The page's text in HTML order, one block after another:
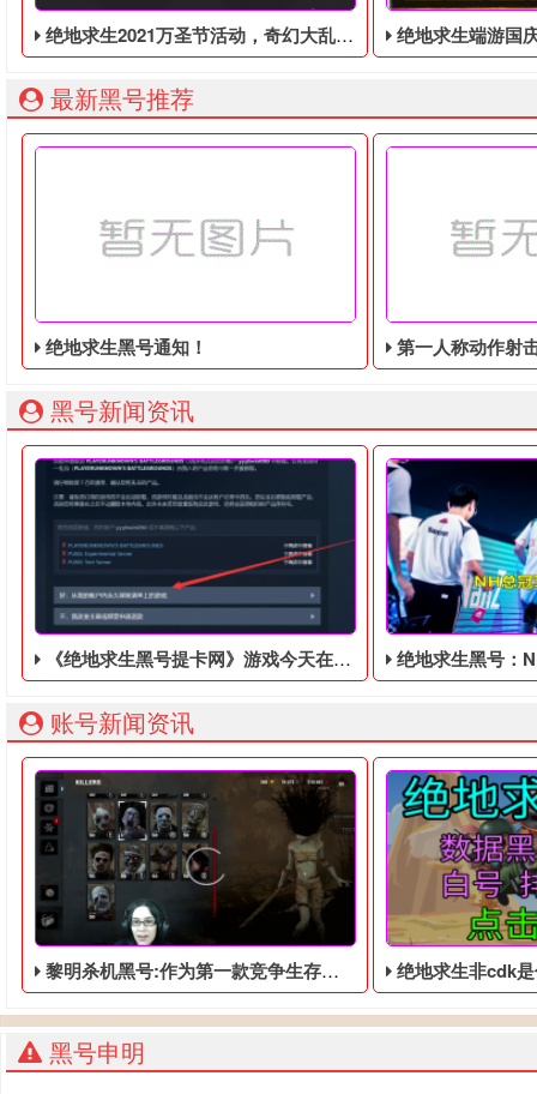
绝地求生2021万圣节活动，奇幻大乱斗回归，还有新皮肤和新地图 绝地求生端游国庆节的终极白嫖活
最新黑号推荐
绝地求生黑号通知！ 第一人称动作射击游戏《绝地
黑号新闻资讯
《绝地求生黑号提卡网》游戏今天在辅助平台上正式发表，快来体验吧 绝地求生黑号：NH总
账号新闻资讯
黎明杀机黑号:​作为第一款竞争生存游戏，独特新颖的游戏方式 绝地求生非cdk是什么意
黑号申明